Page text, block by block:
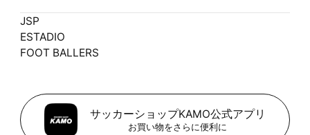
JSP
ESTADIO
FOOT BALLERS
サッカーショップKAMO公式アプリ
お買い物をさらに便利に